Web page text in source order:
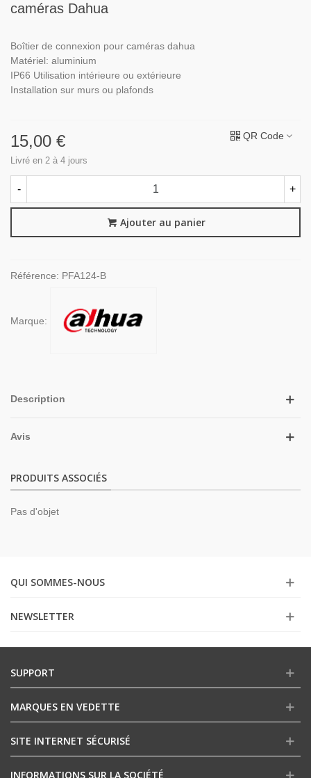
caméras Dahua
Boîtier de connexion pour caméras dahua
Matériel: aluminium
IP66 Utilisation intérieure ou extérieure
Installation sur murs ou plafonds
15,00 €
Livré en 2 à 4 jours
QR Code
- +
Ajouter au panier
Référence: PFA124-B
Marque:
Description
Avis
PRODUITS ASSOCIÉS
Pas d'objet
QUI SOMMES-NOUS
NEWSLETTER
SUPPORT
MARQUES EN VEDETTE
SITE INTERNET SÉCURISÉ
INFORMATIONS SUR LA SOCIÉTÉ